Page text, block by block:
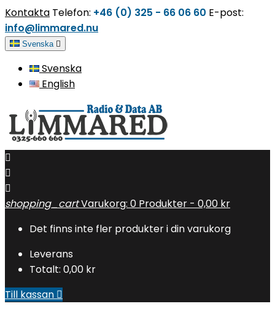
Kontakta Telefon: +46 (0) 325 - 66 06 60 E-post:
info@limmared.nu
Svenska 
Svenska
English



shopping_cartVarukorg: 0 Produkter - 0,00 kr
Det finns inte fler produkter i din varukorg
Leverans
Totalt: 0,00 kr
Till kassan 